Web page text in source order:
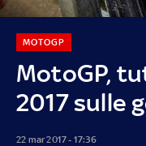
MotoGP,
2017 sulle
MOTOGP
22 mar 2017 - 17:36